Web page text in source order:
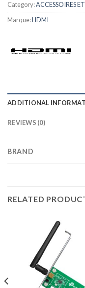
Category:ACCESSOIRES
Marque:HDMI
ADDITIONAL
REVIEWS (0)
BRAND
RELATED